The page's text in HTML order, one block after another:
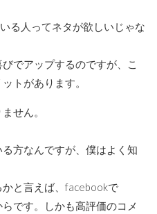
る人ってネタが欲しいじゃな
でアップするのですが、こ
トがあります。
せん。
方なんですが、僕はよく知
と言えば、facebookで
です。しかも高評価のコメ